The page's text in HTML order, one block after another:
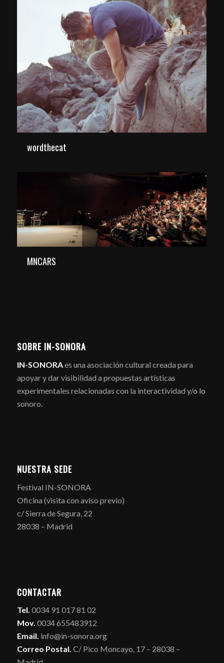
wordthecat
MNCARS
SOBRE IN-SONORA
IN-SONORAes una asociación cultural creada para
apoyar y dar visibilidad a propuestas artísticas
experimentales relacionadas con la interactividad y/o lo
sonoro.
NUESTRA SEDE
Festival IN-SONORA
Oficina (visita con aviso previo)
c/ Sierra de Segura, 22
28038 – Madrid
CONTACTAR
Tel. 0034 91 017 81 02
Mov. 0034 655483912
Email. info@in-sonora.org
Correo Postal. C/ Pico Moncayo, 17 – 28038 –